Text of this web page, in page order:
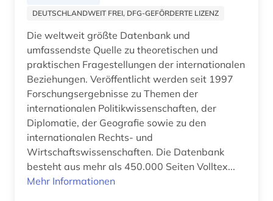
arzneimittelrezeptor (1)
arzneimittelsicherheit (1)
arzneimittelwechselwirkung (1)
arzneimittelzulassung (1)
arzneipflanzen (1)
arzneistoffe (2)
DEUTSCHLANDWEIT FREI, DFG-GEFÖRDERTE LIZENZ
Die weltweit größte Datenbank und
umfassendste Quelle zu theoretischen und
praktischen Fragestellungen der internationalen
Beziehungen. Veröffentlicht werden seit 1997
Forschungsergebnisse zu Themen der
internationalen Politikwissenschaften, der
Diplomatie, der Geografie sowie zu den
internationalen Rechts- und
Wirtschaftswissenschaften. Die Datenbank
besteht aus mehr als 450.000 Seiten Volltex...
Mehr Informationen